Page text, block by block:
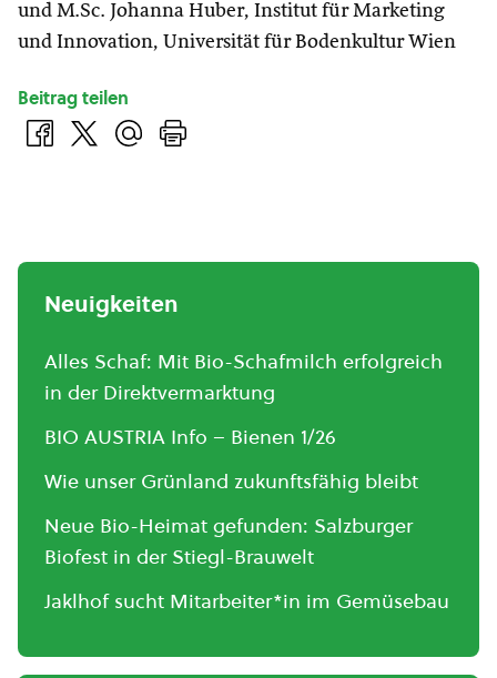
und M.Sc. Johanna Huber, Institut für Marketing
und Innovation, Universität für Bodenkultur Wien
Beitrag teilen
Neuigkeiten
Alles Schaf: Mit Bio-Schafmilch erfolgreich
in der Direktvermarktung
BIO AUSTRIA Info – Bienen 1/26
Wie unser Grünland zukunftsfähig bleibt
Neue Bio-Heimat gefunden: Salzburger
Biofest in der Stiegl-Brauwelt
Jaklhof sucht Mitarbeiter*in im Gemüsebau